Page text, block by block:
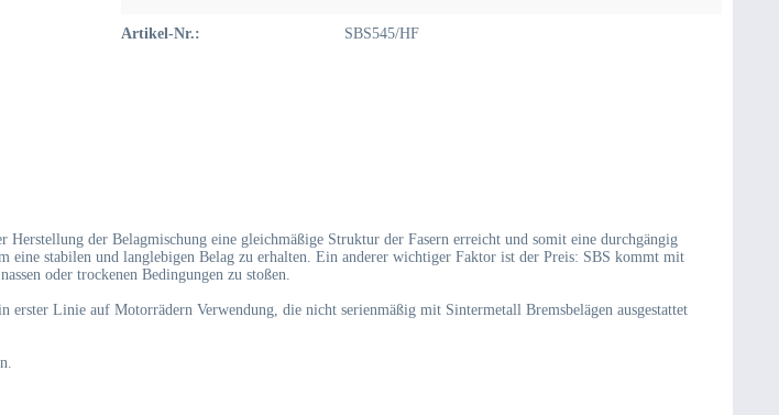
Artikel-Nr.: SBS545/HF
der Belagmischung eine gleichmäßige Struktur der Fasern erreicht und somit eine durchgängig
eine stabilen und langlebigen Belag zu erhalten. Ein anderer wichtiger Faktor ist der Preis: SBS kommt mit
oder trockenen Bedingungen zu stoßen.
Linie auf Motorrädern Verwendung, die nicht serienmäßig mit Sintermetall Bremsbelägen ausgestattet